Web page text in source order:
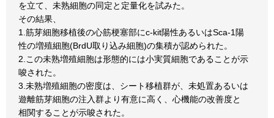
を立て、未熟細胞の同定と定量化を試みた。
その結果、
1.筋芽細胞移植後の心筋梗塞部にc-kit陽性あるいはSca-1陽
性の増殖細胞(BrdU取り込み細胞)の集積が認められた。
2.この未熟増殖細胞は形態的には小実質細胞であることが示
唆された。
3.未熟増殖細胞の密度は、シート移植群が、未処置あるいは
遊離筋芽細胞の注入群より有意に高く、心機能の改善度と
相関することが示唆された。